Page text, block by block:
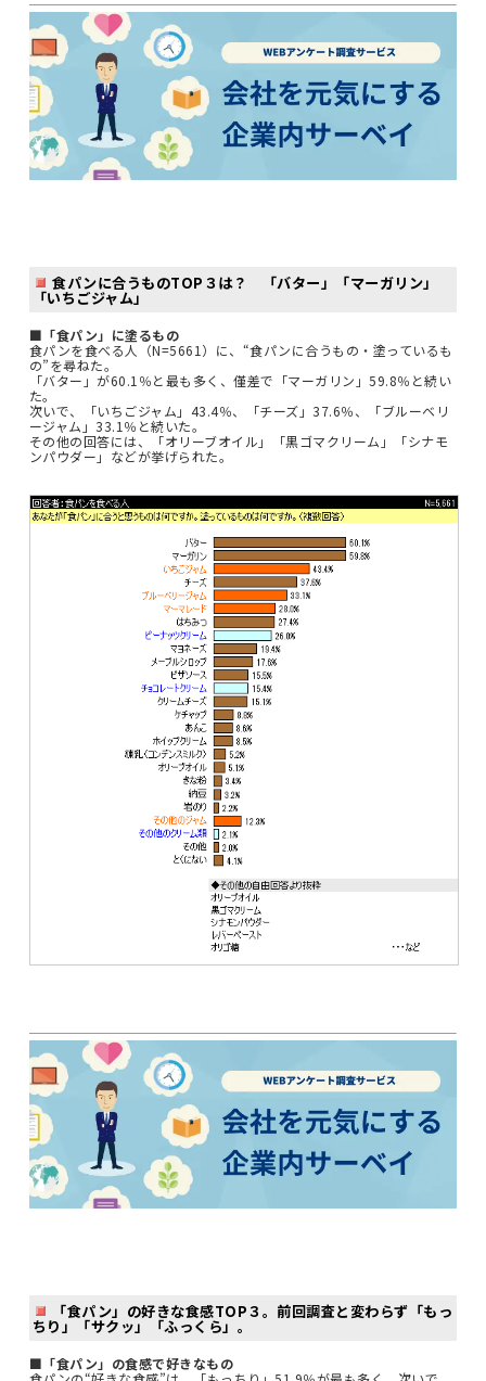
食パンに合うものTOP３は？ 「バター」「マーガリン」
「いちごジャム」
■「食パン」に塗るもの
食パンを食べる人（N=5661）に、“食パンに合うもの・塗っているも
の”を尋ねた。
「バター」が60.1％と最も多く、僅差で「マーガリン」59.8％と続い
た。
次いで、「いちごジャム」43.4％、「チーズ」37.6％、「ブルーベリ
ージャム」33.1％と続いた。
その他の回答には、「オリーブオイル」「黒ゴマクリーム」「シナモ
ンパウダー」などが挙げられた。
「食パン」の好きな食感TOP３。前回調査と変わらず「もっ
ちり」「サクッ」「ふっくら」。
■「食パン」の食感で好きなもの